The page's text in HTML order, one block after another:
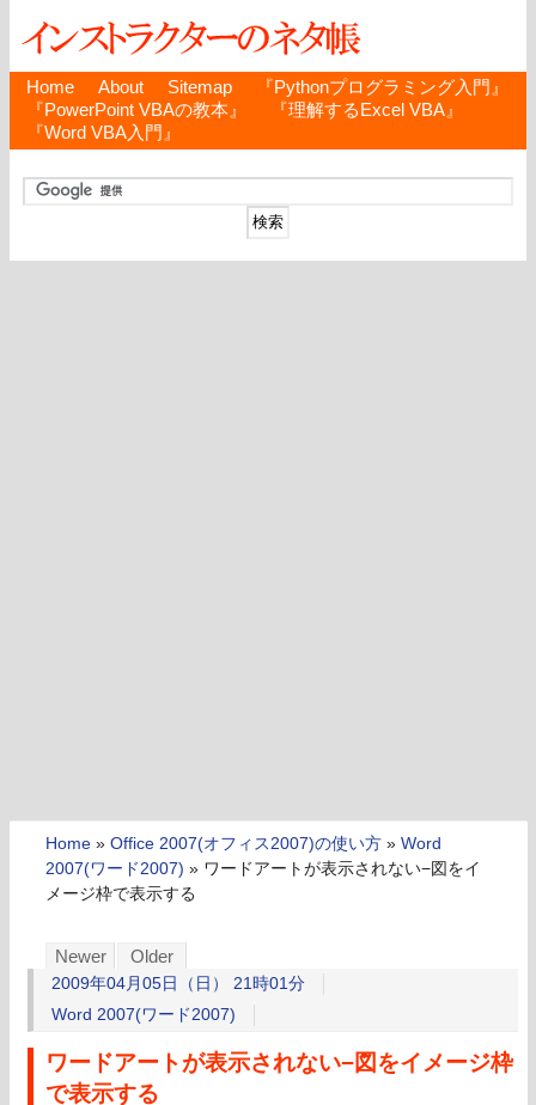
Home About Sitemap
『Pythonプログラミング入門』
『PowerPoint VBAの教本』
『理解するExcel VBA』
『Word VBA入門』
Home » Office 2007(オフィス2007)の使い方 » Word
2007(ワード2007) » ワードアートが表示されない−図をイ
メージ枠で表示する
Newer Older
2009年04月05日（日） 21時01分
Word 2007(ワード2007)
ワードアートが表示されない−図をイメージ枠
で表示する